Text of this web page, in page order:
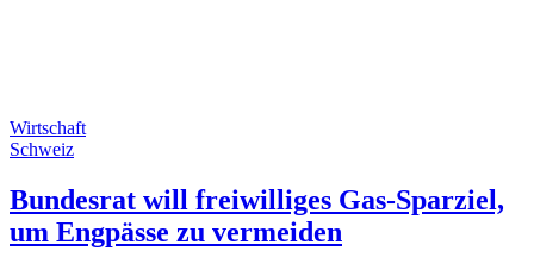
Wirtschaft
Schweiz
Bundesrat will freiwilliges Gas-Sparziel,
um Engpässe zu vermeiden